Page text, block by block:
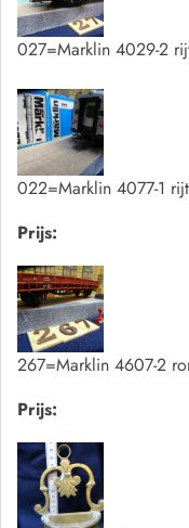
027=Marklin 4029-2
022=Marklin 4077-1
Prijs:
267=Marklin 4607-2
Prijs: